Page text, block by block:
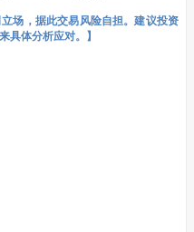
场，据此交易风险自担。建议投资
具体分析应对。】